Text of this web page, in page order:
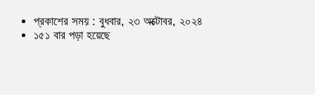
প্রকাশের সময় : বুধবার, ২৩ অক্টোবর, ২০২৪
১৫১ বার পড়া হয়েছে